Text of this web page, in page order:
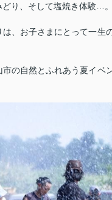
り、そして塩焼き体験…。
、お子さまにとって一生
市の自然とふれあう夏イベ